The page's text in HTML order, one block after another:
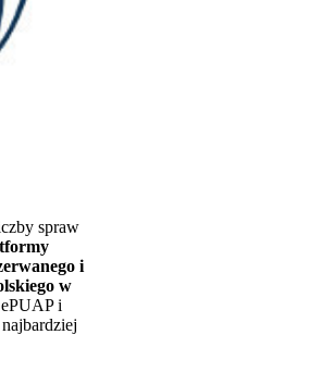
spraw
i
w
i